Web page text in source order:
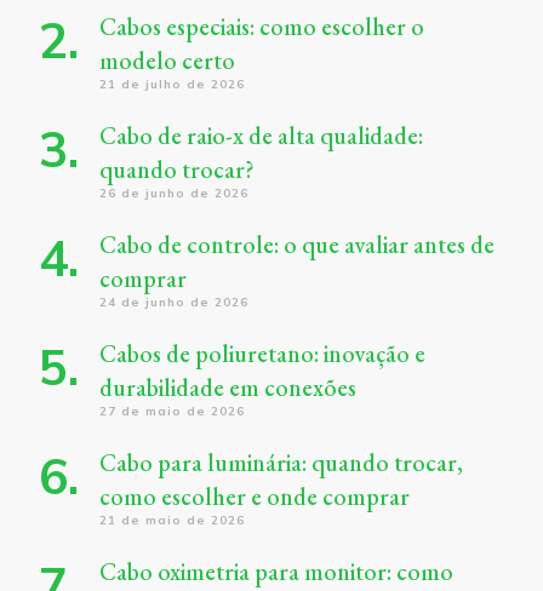
Cabos especiais: como escolher o
modelo certo
21 de julho de 2026
Cabo de raio-x de alta qualidade:
quando trocar?
26 de junho de 2026
Cabo de controle: o que avaliar antes de
comprar
24 de junho de 2026
Cabos de poliuretano: inovação e
durabilidade em conexões
27 de maio de 2026
Cabo para luminária: quando trocar,
como escolher e onde comprar
21 de maio de 2026
Cabo oximetria para monitor: como